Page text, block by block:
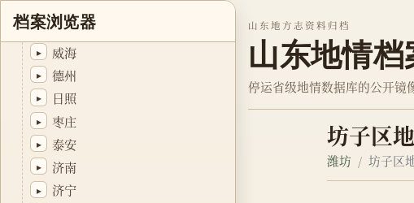
山东地方志资料归档
山东地情档
停运省级地情数据库的公开镜
坊子区
潍坊 坊子区
档案浏览器
▸ 东营
▸ 临沂
▸ 威海
▸ 德州
▸ 日照
▸ 枣庄
▸ 泰安
▸ 济南
▸ 济宁